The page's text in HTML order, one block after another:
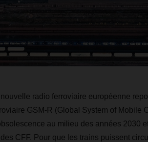
nouvelle radio ferroviaire européenne
GSM-R (Global System of Mobile
au milieu des années 2030
CFF. Pour que les trains puissent